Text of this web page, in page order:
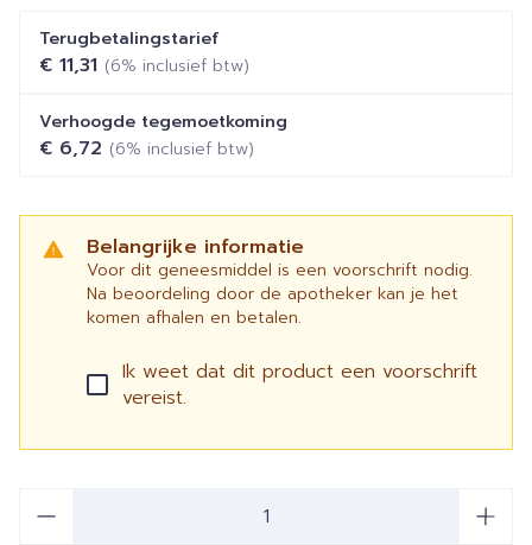
Terugbetalingstarief
€ 11,31 (6% inclusief btw)
Verhoogde tegemoetkoming
€ 6,72 (6% inclusief btw)
Belangrijke informatie
Voor dit geneesmiddel is een voorschrift nodig.
Na beoordeling door de apotheker kan je het
komen afhalen en betalen.
Ik weet dat dit product een voorschrift
vereist.